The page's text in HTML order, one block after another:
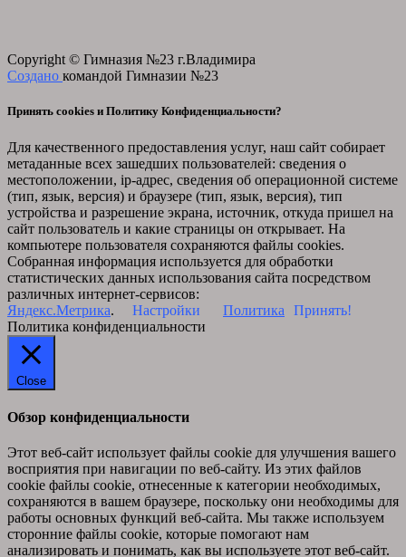
Copyright © Гимназия №23 г.Владимира
Создано командой Гимназии №23
Принять cookies и Политику Конфиденциальности?
Для качественного предоставления услуг, наш сайт собирает
метаданные всех зашедших пользователей: сведения о
местоположении, ip-адрес, сведения об операционной системе
(тип, язык, версия) и браузере (тип, язык, версия), тип
устройства и разрешение экрана, источник, откуда пришел на
сайт пользователь и какие страницы он открывает. На
компьютере пользователя сохраняются файлы cookies.
Собранная информация используется для обработки
статистических данных использования сайта посредством
различных интернет-сервисов:
Яндекс.Метрика. Настройки Политика
Принять!
Политика конфиденциальности
Close
Обзор конфиденциальности
Этот веб-сайт использует файлы cookie для улучшения вашего
восприятия при навигации по веб-сайту. Из этих файлов
cookie файлы cookie, отнесенные к категории необходимых,
сохраняются в вашем браузере, поскольку они необходимы для
работы основных функций веб-сайта. Мы также используем
сторонние файлы cookie, которые помогают нам
анализировать и понимать, как вы используете этот веб-сайт.